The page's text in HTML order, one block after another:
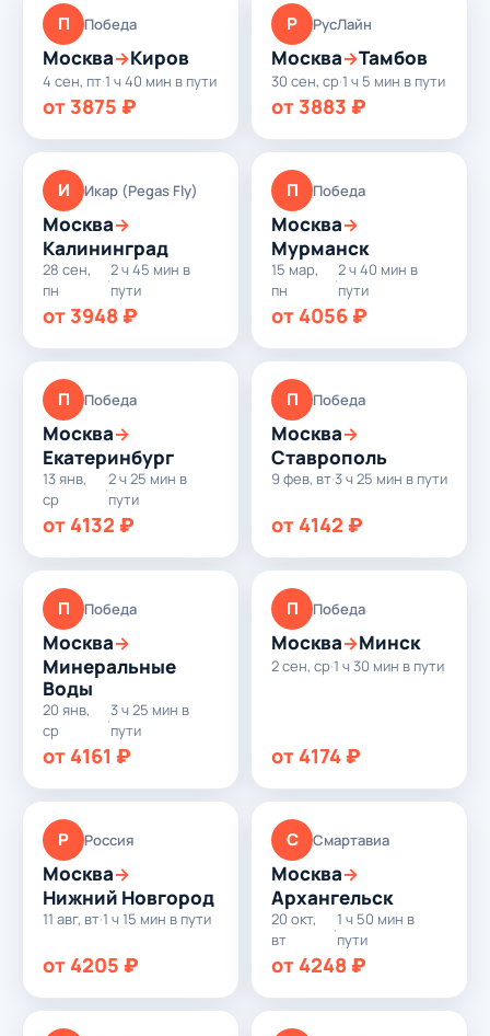
П Победа
Москва→Киров
4 сен, пт·1 ч 40 мин в пути
от 3875 ₽
Р РусЛайн
Москва→Тамбов
30 сен, ср·1 ч 5 мин в пути
от 3883 ₽
И Икар (Pegas Fly)
Москва→
Калининград
28 сен,
пн
·
2 ч 45 мин в
пути
от 3948 ₽
П Победа
Москва→
Мурманск
15 мар,
пн
·
2 ч 40 мин в
пути
от 4056 ₽
П Победа
Москва→
Екатеринбург
13 янв,
ср
·
2 ч 25 мин в
пути
от 4132 ₽
П Победа
Москва→
Ставрополь
9 фев, вт·3 ч 25 мин в пути
от 4142 ₽
П Победа
Москва→
Минеральные
Воды
20 янв,
ср
·
3 ч 25 мин в
пути
от 4161 ₽
П Победа
Москва→Минск
2 сен, ср·1 ч 30 мин в пути
от 4174 ₽
Р Россия
Москва→
Нижний Новгород
11 авг, вт·1 ч 15 мин в пути
от 4205 ₽
С Смартавиа
Москва→
Архангельск
20 окт,
вт
·
1 ч 50 мин в
пути
от 4248 ₽